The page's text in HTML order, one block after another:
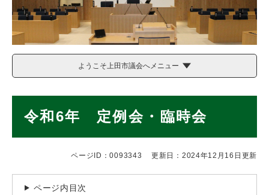
ようこそ上田市議会へメニュー
令和6年 定例会・臨時会
ページID：0093343 更新日：2024年12月16日更新
ページ内目次